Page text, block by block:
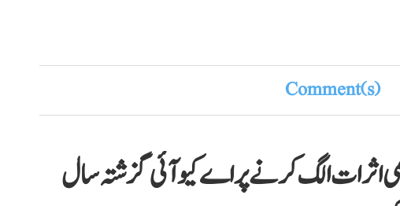
Comment(s)
اثرات الگ کرنے پر اے کیو آئی گزشتہ سال